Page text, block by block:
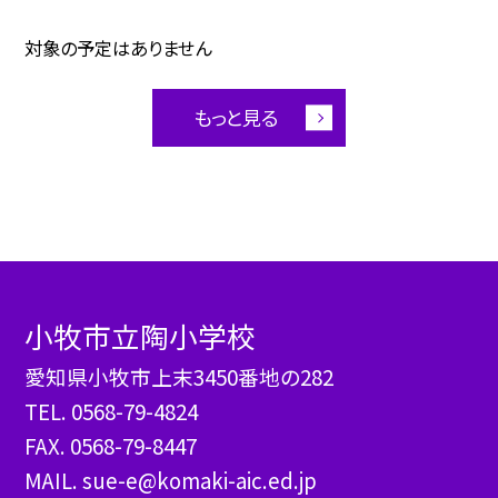
対象の予定はありません
もっと見る
小牧市立陶小学校
愛知県小牧市上末3450番地の282
TEL. 0568-79-4824
FAX. 0568-79-8447
MAIL. sue-e@komaki-aic.ed.jp